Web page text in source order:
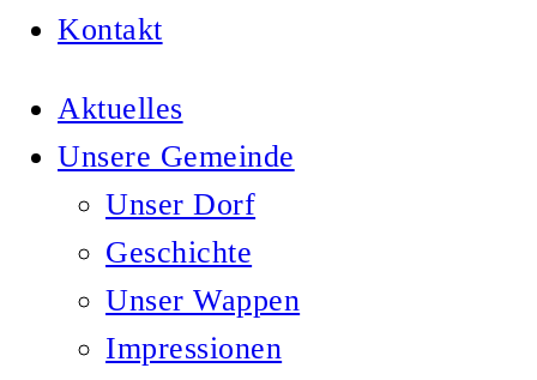
Kontakt
Aktuelles
Unsere Gemeinde
Unser Dorf
Geschichte
Unser Wappen
Impressionen